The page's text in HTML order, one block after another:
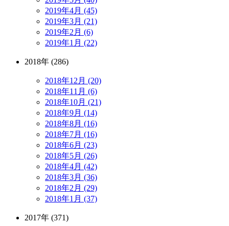
2019年4月 (45)
2019年3月 (21)
2019年2月 (6)
2019年1月 (22)
2018年 (286)
2018年12月 (20)
2018年11月 (6)
2018年10月 (21)
2018年9月 (14)
2018年8月 (16)
2018年7月 (16)
2018年6月 (23)
2018年5月 (26)
2018年4月 (42)
2018年3月 (36)
2018年2月 (29)
2018年1月 (37)
2017年 (371)